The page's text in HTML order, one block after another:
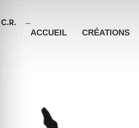
ACCUEIL CRÉATIONS